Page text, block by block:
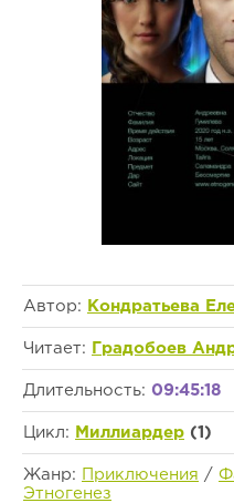
Автор: Кондратьева
Читает: Градобоев
Длительность: 09:45:18
Цикл: Миллиардер (1)
Жанр: Приключения /
Этногенез